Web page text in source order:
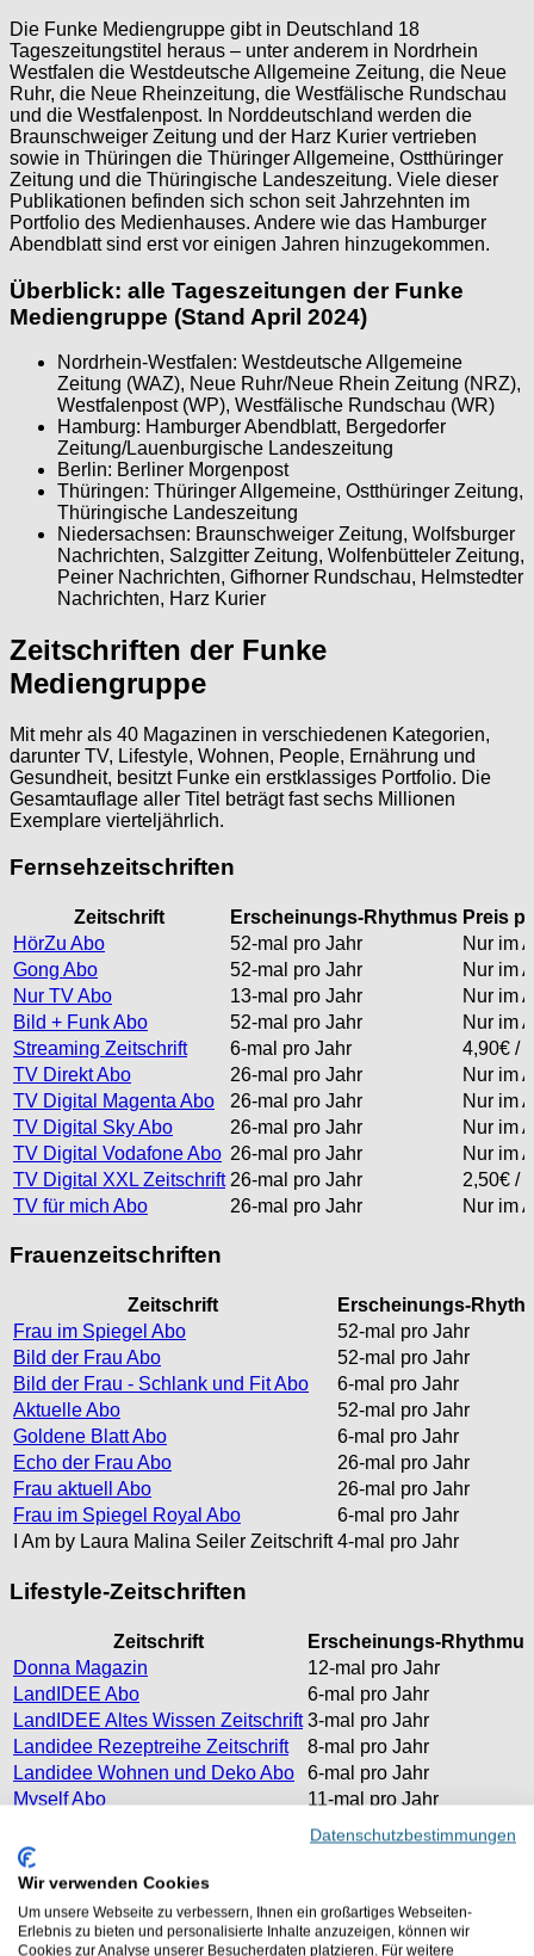
Die Funke Mediengruppe gibt in Deutschland 18
Tageszeitungstitel heraus – unter anderem in Nordrhein
Westfalen die Westdeutsche Allgemeine Zeitung, die Neue
Ruhr, die Neue Rheinzeitung, die Westfälische Rundschau
und die Westfalenpost. In Norddeutschland werden die
Braunschweiger Zeitung und der Harz Kurier vertrieben
sowie in Thüringen die Thüringer Allgemeine, Ostthüringer
Zeitung und die Thüringische Landeszeitung. Viele dieser
Publikationen befinden sich schon seit Jahrzehnten im
Portfolio des Medienhauses. Andere wie das Hamburger
Abendblatt sind erst vor einigen Jahren hinzugekommen.
Überblick: alle Tageszeitungen der Funke
Mediengruppe (Stand April 2024)
Nordrhein-Westfalen: Westdeutsche Allgemeine
Zeitung (WAZ), Neue Ruhr/Neue Rhein Zeitung (NRZ),
Westfalenpost (WP), Westfälische Rundschau (WR)
Hamburg: Hamburger Abendblatt, Bergedorfer
Zeitung/Lauenburgische Landeszeitung
Berlin: Berliner Morgenpost
Thüringen: Thüringer Allgemeine, Ostthüringer Zeitung,
Thüringische Landeszeitung
Niedersachsen: Braunschweiger Zeitung, Wolfsburger
Nachrichten, Salzgitter Zeitung, Wolfenbütteler Zeitung,
Peiner Nachrichten, Gifhorner Rundschau, Helmstedter
Nachrichten, Harz Kurier
Zeitschriften der Funke
Mediengruppe
Mit mehr als 40 Magazinen in verschiedenen Kategorien,
darunter TV, Lifestyle, Wohnen, People, Ernährung und
Gesundheit, besitzt Funke ein erstklassiges Portfolio. Die
Gesamtauflage aller Titel beträgt fast sechs Millionen
Exemplare vierteljährlich.
Fernsehzeitschriften
Zeitschrift Erscheinungs-Rhythmus Preis
HörZu Abo
52-mal pro Jahr
Nur im
Gong Abo
52-mal pro Jahr
Nur im
Nur TV Abo
13-mal pro Jahr
Nur im
Bild + Funk Abo
52-mal pro Jahr
Nur im
Streaming Zeitschrift
6-mal pro Jahr
4,90€ /
TV Direkt Abo
26-mal pro Jahr
Nur im
TV Digital Magenta Abo
26-mal pro Jahr
Nur im
TV Digital Sky Abo
26-mal pro Jahr
Nur im
TV Digital Vodafone Abo 26-mal pro Jahr
Nur im
TV Digital XXL Zeitschrift 26-mal pro Jahr
2,50€ /
TV für mich Abo
26-mal pro Jahr Nur im
Frauenzeitschriften
Zeitschrift
Erscheinungs-
Frau im Spiegel Abo
52-mal pro Jahr
Bild der Frau Abo
52-mal pro Jahr
Bild der Frau - Schlank und Fit Abo
6-mal pro Jahr
Aktuelle Abo
52-mal pro Jahr
Goldene Blatt Abo
6-mal pro Jahr
Echo der Frau Abo
26-mal pro Jahr
Frau aktuell Abo
26-mal pro Jahr
Frau im Spiegel Royal Abo
6-mal pro Jahr
I Am by Laura Malina Seiler Zeitschrift 4-mal pro Jahr
Lifestyle-Zeitschriften
Zeitschrift
Erscheinungs-Rhythmus
Donna Magazin
12-mal pro Jahr
LandIDEE Abo
6-mal pro Jahr
LandIDEE Altes Wissen Zeitschrift 3-mal pro Jahr
Landidee Rezeptreihe Zeitschrift
8-mal pro Jahr
Landidee Wohnen und Deko Abo
6-mal pro Jahr
Myself Abo
11-mal pro Jahr
Kochzeitschriften
Bild der Frau - Gut kochen und backen Zeitschrift 6-mal pro
Eat Club - So schmeckt Zeitschrift
6-mal pro
Datenschutzbestimmungen
Wir verwenden Cookies
Um unsere Webseite zu verbessern, Ihnen ein großartiges Webseiten-
Erlebnis zu bieten und personalisierte Inhalte anzuzeigen, können wir
Cookies zur Analyse unserer Besucherdaten platzieren. Für weitere